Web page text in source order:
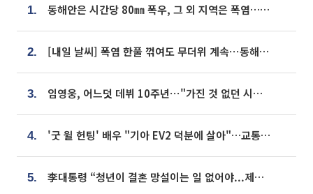
1. 동해안은 시간당 80㎜ 폭우, 그 외 지역은 폭염…‘극과 극 날씨’
2. [내일 날씨] 폭염 한풀 꺾여도 무더위 계속⋯동해안 이틀 연속 비
3. 임영웅, 어느덧 데뷔 10주년⋯"가진 것 없던 시절, 내 앞엔 20명의 팬뿐"
4. '굿 윌 헌팅' 배우 "기아 EV2 덕분에 살아"…교통사고 후 안전성 극찬
5. 李대통령 “청년이 결혼 망설이는 일 없어야...제도상 불이익 조사”